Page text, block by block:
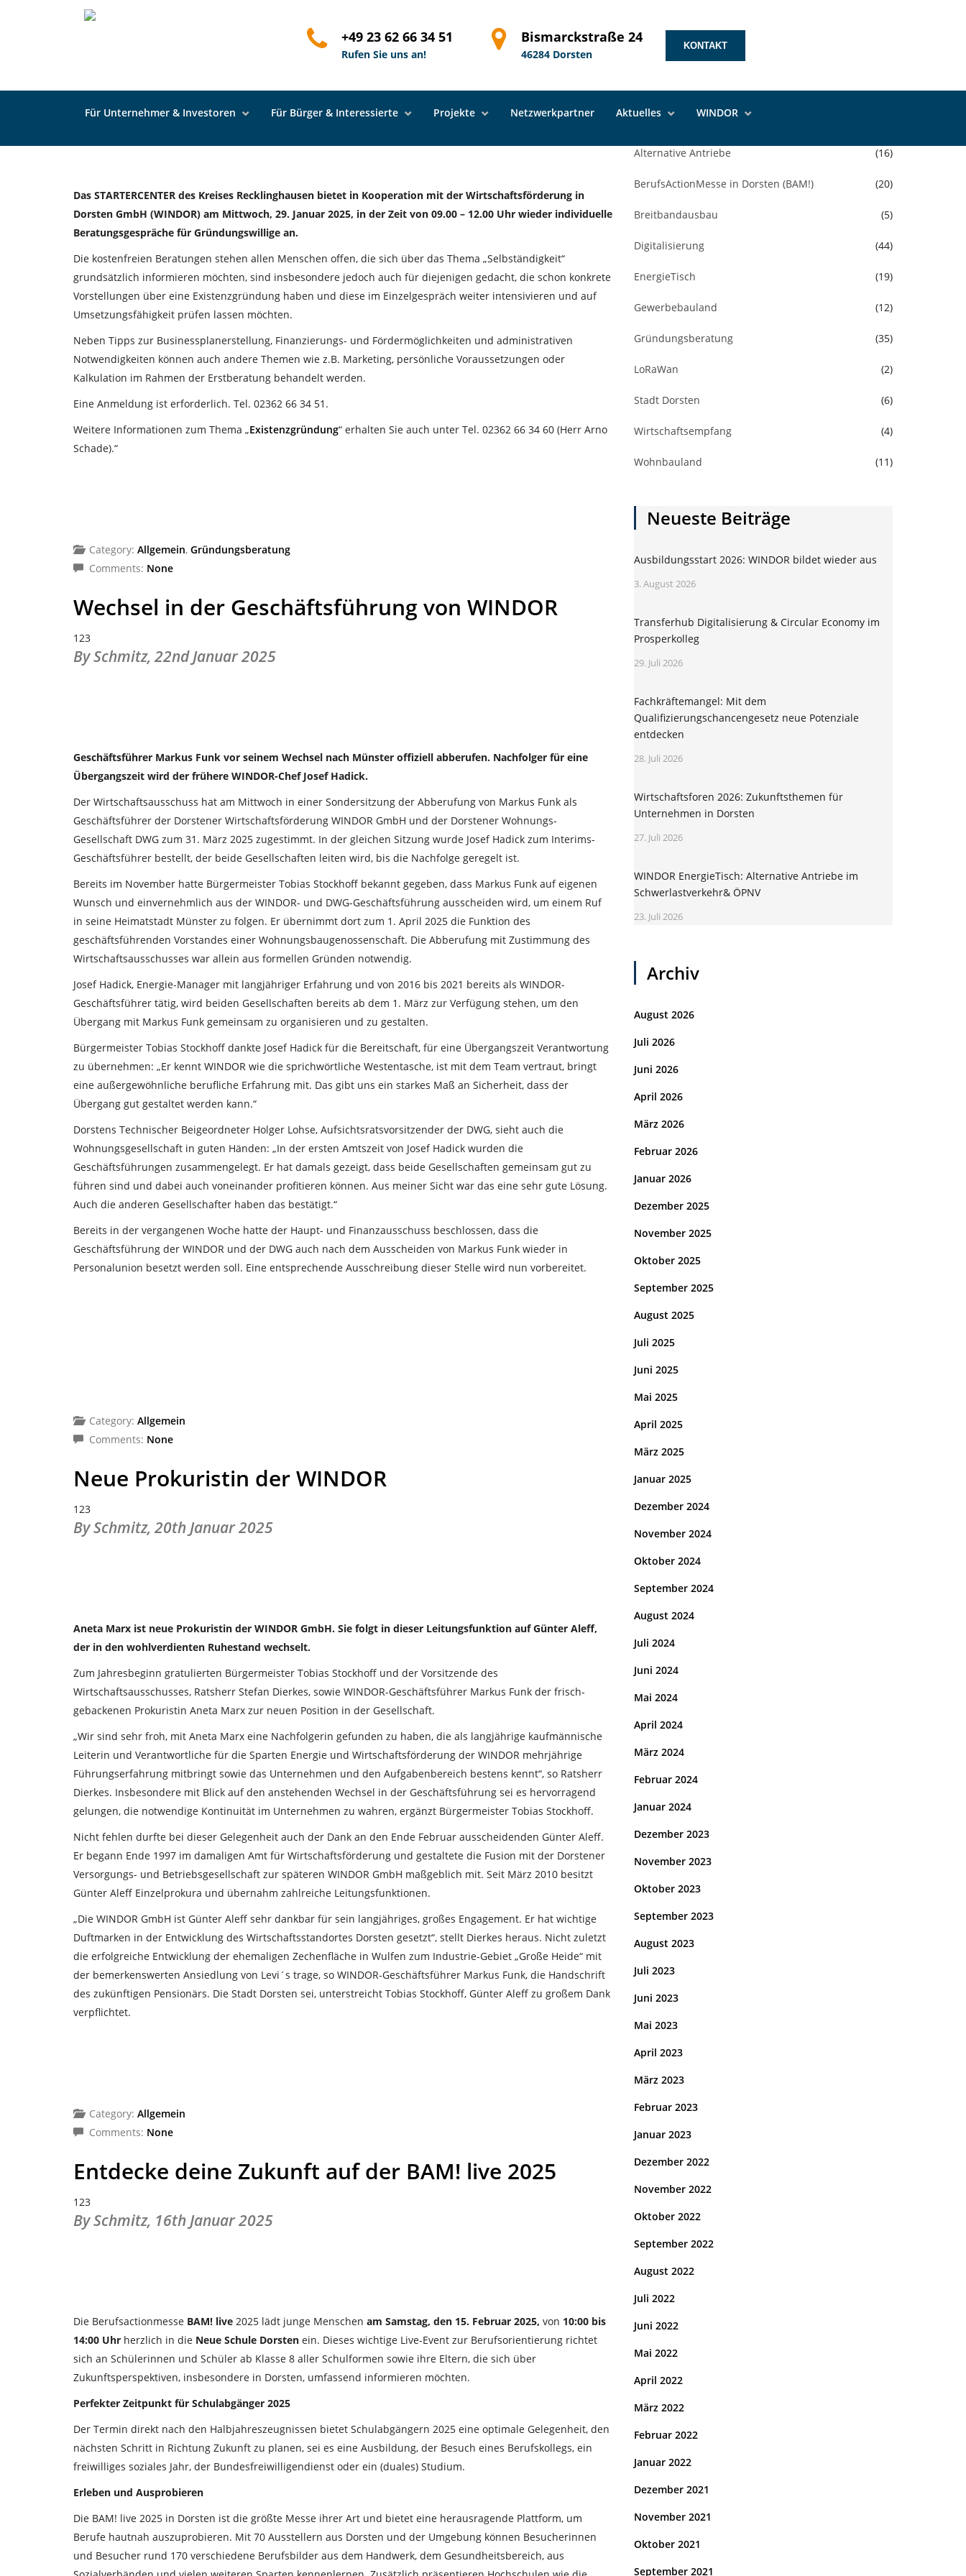
+49 23 62 66 34 51
Rufen Sie uns an!
Bismarckstraße 24
46284 Dorsten
KONTAKT
Für Unternehmer & Investoren Für Bürger & Interessierte Projekte Netzwerkpartner Aktuelles WINDOR
Kostenlose Gründungsberatung in Dorsten – neue
Termine am 29. Januar 2025
By Schmitz,24th Januar 2025
Das STARTERCENTER des Kreises Recklinghausen bietet in Kooperation mit der Wirtschaftsförderung in
Dorsten GmbH (WINDOR) am Mittwoch, 29. Januar 2025, in der Zeit von 09.00 – 12.00 Uhr wieder individuelle
Beratungsgespräche für Gründungswillige an.
Die kostenfreien Beratungen stehen allen Menschen offen, die sich über das Thema „Selbständigkeit“
grundsätzlich informieren möchten, sind insbesondere jedoch auch für diejenigen gedacht, die schon konkrete
Vorstellungen über eine Existenzgründung haben und diese im Einzelgespräch weiter intensivieren und auf
Umsetzungsfähigkeit prüfen lassen möchten.
Neben Tipps zur Businessplanerstellung, Finanzierungs- und Fördermöglichkeiten und administrativen
Notwendigkeiten können auch andere Themen wie z.B. Marketing, persönliche Voraussetzungen oder
Kalkulation im Rahmen der Erstberatung behandelt werden.
Eine Anmeldung ist erforderlich. Tel. 02362 66 34 51.
Weitere Informationen zum Thema „Existenzgründung“ erhalten Sie auch unter Tel. 02362 66 34 60 (Herr Arno
Schade).“
Category: Allgemein, Gründungsberatung
Comments: None
Wechsel in der Geschäftsführung von WINDOR
123
By Schmitz, 22nd Januar 2025
Geschäftsführer Markus Funk vor seinem Wechsel nach Münster offiziell abberufen. Nachfolger für eine
Übergangszeit wird der frühere WINDOR-Chef Josef Hadick.
Der Wirtschaftsausschuss hat am Mittwoch in einer Sondersitzung der Abberufung von Markus Funk als
Geschäftsführer der Dorstener Wirtschaftsförderung WINDOR GmbH und der Dorstener Wohnungs-
Gesellschaft DWG zum 31. März 2025 zugestimmt. In der gleichen Sitzung wurde Josef Hadick zum Interims-
Geschäftsführer bestellt, der beide Gesellschaften leiten wird, bis die Nachfolge geregelt ist.
Bereits im November hatte Bürgermeister Tobias Stockhoff bekannt gegeben, dass Markus Funk auf eigenen
Wunsch und einvernehmlich aus der WINDOR- und DWG-Geschäftsführung ausscheiden wird, um einem Ruf
in seine Heimatstadt Münster zu folgen. Er übernimmt dort zum 1. April 2025 die Funktion des
geschäftsführenden Vorstandes einer Wohnungsbaugenossenschaft. Die Abberufung mit Zustimmung des
Wirtschaftsausschusses war allein aus formellen Gründen notwendig.
Josef Hadick, Energie-Manager mit langjähriger Erfahrung und von 2016 bis 2021 bereits als WINDOR-
Geschäftsführer tätig, wird beiden Gesellschaften bereits ab dem 1. März zur Verfügung stehen, um den
Übergang mit Markus Funk gemeinsam zu organisieren und zu gestalten.
Bürgermeister Tobias Stockhoff dankte Josef Hadick für die Bereitschaft, für eine Übergangszeit Verantwortung
zu übernehmen: „Er kennt WINDOR wie die sprichwörtliche Westentasche, ist mit dem Team vertraut, bringt
eine außergewöhnliche berufliche Erfahrung mit. Das gibt uns ein starkes Maß an Sicherheit, dass der
Übergang gut gestaltet werden kann.“
Dorstens Technischer Beigeordneter Holger Lohse, Aufsichtsratsvorsitzender der DWG, sieht auch die
Wohnungsgesellschaft in guten Händen: „In der ersten Amtszeit von Josef Hadick wurden die
Geschäftsführungen zusammengelegt. Er hat damals gezeigt, dass beide Gesellschaften gemeinsam gut zu
führen sind und dabei auch voneinander profitieren können. Aus meiner Sicht war das eine sehr gute Lösung.
Auch die anderen Gesellschafter haben das bestätigt.“
Bereits in der vergangenen Woche hatte der Haupt- und Finanzausschuss beschlossen, dass die
Geschäftsführung der WINDOR und der DWG auch nach dem Ausscheiden von Markus Funk wieder in
Personalunion besetzt werden soll. Eine entsprechende Ausschreibung dieser Stelle wird nun vorbereitet.
Category: Allgemein
Comments: None
Neue Prokuristin der WINDOR
123
By Schmitz, 20th Januar 2025
Aneta Marx ist neue Prokuristin der WINDOR GmbH. Sie folgt in dieser Leitungsfunktion auf Günter Aleff,
der in den wohlverdienten Ruhestand wechselt.
Zum Jahresbeginn gratulierten Bürgermeister Tobias Stockhoff und der Vorsitzende des
Wirtschaftsausschusses, Ratsherr Stefan Dierkes, sowie WINDOR-Geschäftsführer Markus Funk der frisch-
gebackenen Prokuristin Aneta Marx zur neuen Position in der Gesellschaft.
„Wir sind sehr froh, mit Aneta Marx eine Nachfolgerin gefunden zu haben, die als langjährige kaufmännische
Leiterin und Verantwortliche für die Sparten Energie und Wirtschaftsförderung der WINDOR mehrjährige
Führungserfahrung mitbringt sowie das Unternehmen und den Aufgabenbereich bestens kennt“, so Ratsherr
Dierkes. Insbesondere mit Blick auf den anstehenden Wechsel in der Geschäftsführung sei es hervorragend
gelungen, die notwendige Kontinuität im Unternehmen zu wahren, ergänzt Bürgermeister Tobias Stockhoff.
Nicht fehlen durfte bei dieser Gelegenheit auch der Dank an den Ende Februar ausscheidenden Günter Aleff.
Er begann Ende 1997 im damaligen Amt für Wirtschaftsförderung und gestaltete die Fusion mit der Dorstener
Versorgungs- und Betriebsgesellschaft zur späteren WINDOR GmbH maßgeblich mit. Seit März 2010 besitzt
Günter Aleff Einzelprokura und übernahm zahlreiche Leitungsfunktionen.
„Die WINDOR GmbH ist Günter Aleff sehr dankbar für sein langjähriges, großes Engagement. Er hat wichtige
Duftmarken in der Entwicklung des Wirtschaftsstandortes Dorsten gesetzt“, stellt Dierkes heraus. Nicht zuletzt
die erfolgreiche Entwicklung der ehemaligen Zechenfläche in Wulfen zum Industrie-Gebiet „Große Heide“ mit
der bemerkenswerten Ansiedlung von Levi´s trage, so WINDOR-Geschäftsführer Markus Funk, die Handschrift
des zukünftigen Pensionärs. Die Stadt Dorsten sei, unterstreicht Tobias Stockhoff, Günter Aleff zu großem Dank
verpflichtet.
Category: Allgemein
Comments: None
Entdecke deine Zukunft auf der BAM! live 2025
123
By Schmitz, 16th Januar 2025
Die Berufsactionmesse BAM! live 2025 lädt junge Menschen am Samstag, den 15. Februar 2025, von 10:00 bis
14:00 Uhr herzlich in die Neue Schule Dorsten ein. Dieses wichtige Live-Event zur Berufsorientierung richtet
sich an Schülerinnen und Schüler ab Klasse 8 aller Schulformen sowie ihre Eltern, die sich über
Zukunftsperspektiven, insbesondere in Dorsten, umfassend informieren möchten.
Perfekter Zeitpunkt für Schulabgänger 2025
Der Termin direkt nach den Halbjahreszeugnissen bietet Schulabgängern 2025 eine optimale Gelegenheit, den
nächsten Schritt in Richtung Zukunft zu planen, sei es eine Ausbildung, der Besuch eines Berufskollegs, ein
freiwilliges soziales Jahr, der Bundesfreiwilligendienst oder ein (duales) Studium.
Erleben und Ausprobieren
Die BAM! live 2025 in Dorsten ist die größte Messe ihrer Art und bietet eine herausragende Plattform, um
Berufe hautnah auszuprobieren. Mit 70 Ausstellern aus Dorsten und der Umgebung können Besucherinnen
und Besucher rund 170 verschiedene Berufsbilder aus dem Handwerk, dem Gesundheitsbereich, aus
Alternative Antriebe (16)
BerufsActionMesse in Dorsten (BAM!) (20)
Breitbandausbau (5)
Digitalisierung (44)
EnergieTisch (19)
Gewerbebauland (12)
Gründungsberatung (35)
LoRaWan (2)
Stadt Dorsten (6)
Wirtschaftsempfang (4)
Wohnbauland (11)
Neueste Beiträge
Ausbildungsstart 2026: WINDOR bildet wieder aus
3. August 2026
Transferhub Digitalisierung & Circular Economy im
Prosperkolleg
29. Juli 2026
Fachkräftemangel: Mit dem
Qualifizierungschancengesetz neue Potenziale
entdecken
28. Juli 2026
Wirtschaftsforen 2026: Zukunftsthemen für
Unternehmen in Dorsten
27. Juli 2026
WINDOR EnergieTisch: Alternative Antriebe im
Schwerlastverkehr& ÖPNV
23. Juli 2026
Archiv
August 2026
Juli 2026
Juni 2026
April 2026
März 2026
Februar 2026
Januar 2026
Dezember 2025
November 2025
Oktober 2025
September 2025
August 2025
Juli 2025
Juni 2025
Mai 2025
April 2025
März 2025
Januar 2025
Dezember 2024
November 2024
Oktober 2024
September 2024
August 2024
Juli 2024
Juni 2024
Mai 2024
April 2024
März 2024
Februar 2024
Januar 2024
Dezember 2023
November 2023
Oktober 2023
September 2023
August 2023
Juli 2023
Juni 2023
Mai 2023
April 2023
März 2023
Februar 2023
Januar 2023
Dezember 2022
November 2022
Oktober 2022
September 2022
August 2022
Juli 2022
Juni 2022
Mai 2022
April 2022
März 2022
Februar 2022
Januar 2022
Dezember 2021
November 2021
Oktober 2021
September 2021